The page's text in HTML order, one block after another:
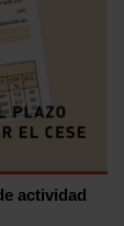
actividad